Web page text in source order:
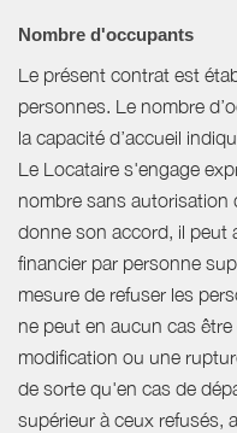
Nombre d'occupants
Le présent contrat est
personnes. Le nombre
la capacité d’accueil
Le Locataire s'engage
nombre sans autorisation
donne son accord, il peut
financier par personne
mesure de refuser les
ne peut en aucun cas
modification ou une
de sorte qu'en cas de
supérieur à ceux refusés,